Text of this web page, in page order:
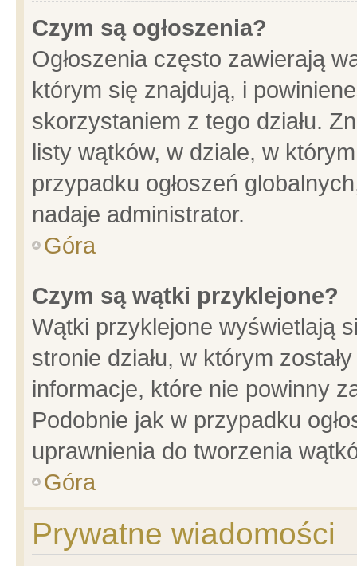
Czym są ogłoszenia?
Ogłoszenia często zawierają
którym się znajdują, i
skorzystaniem z tego działu.
listy wątków, w dziale, w
przypadku ogłoszeń
nadaje administrator.
Góra
Czym są wątki przyklejone?
Wątki przyklejone wyświetlają
stronie działu, w którym
informacje, które nie powinny
Podobnie jak w przypadku
uprawnienia do tworzenia
Góra
Prywatne wiadomości